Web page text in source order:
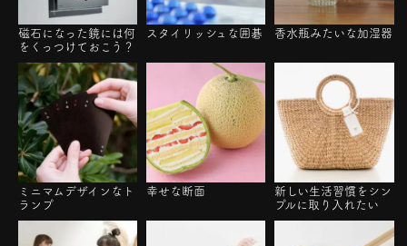
磁石になった鏡には何
をくっつけておこう？
スタイリッシュな囲碁 香水瓶みたいな加湿器
ミニマムデザインなト
ランプ
幸せな断面
新しい生活習慣をシン
プルに取り入れたい